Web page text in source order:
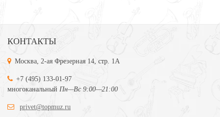
КОНТАКТЫ
Москва, 2-ая Фрезерная 14, стр. 1А
+7 (495) 133-01-97
многоканальный Пн—Вс 9:00—21:00
privet@topmuz.ru